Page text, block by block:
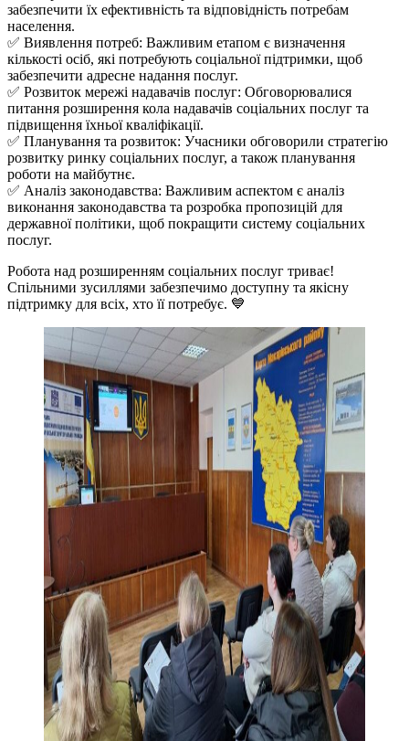
забезпечити їх ефективність та відповідність потребам
населення.
✅ Виявлення потреб: Важливим етапом є визначення
кількості осіб, які потребують соціальної підтримки, щоб
забезпечити адресне надання послуг.
✅ Розвиток мережі надавачів послуг: Обговорювалися
питання розширення кола надавачів соціальних послуг та
підвищення їхньої кваліфікації.
✅ Планування та розвиток: Учасники обговорили стратегію
розвитку ринку соціальних послуг, а також планування
роботи на майбутнє.
✅ Аналіз законодавства: Важливим аспектом є аналіз
виконання законодавства та розробка пропозицій для
державної політики, щоб покращити систему соціальних
послуг.
Робота над розширенням соціальних послуг триває!
Спільними зусиллями забезпечимо доступну та якісну
підтримку для всіх, хто її потребує. 💙